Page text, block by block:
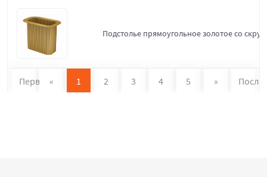
Подстолье прямоугольное золотое со
Первая « 1 2 3 4 5 »